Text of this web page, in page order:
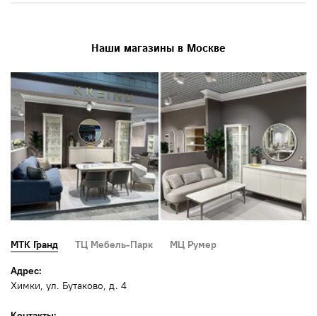
Наши магазины в Москве
МТК Гранд ТЦ Мебель-Парк МЦ Румер
Адрес:
Химки, ул. Бутаково, д. 4